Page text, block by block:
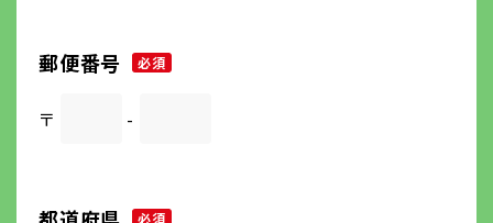
郵便番号 必須
〒 -
必須